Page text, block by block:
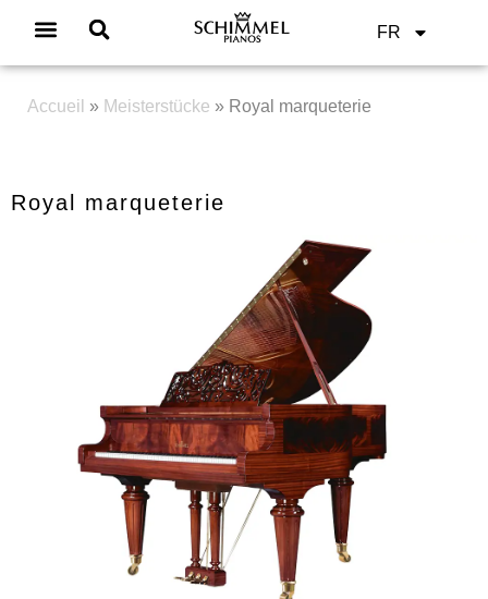
FR
Accueil » Meisterstücke » Royal marqueterie
Royal marqueterie